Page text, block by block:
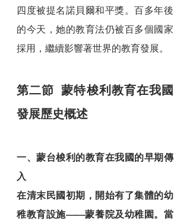
四度被提名諾貝爾和平獎。百多年後
的今天，她的教育法仍被百多個國家
採用，繼續影響著世界的教育發展。
第二節  蒙特梭利教育在我國
發展歷史概述
一、蒙台梭利的教育在我國的早期傳
入
在清末民國初期，開始有了集體的幼
稚教育設施——蒙養院及幼稚園。當